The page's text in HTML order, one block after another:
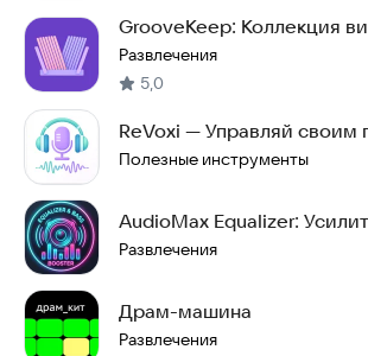
GrooveKeep: Коллекция
Развлечения
5,0
ReVoxi — Управляй своим
Полезные инструменты
AudioMax Equalizer:
Развлечения
Драм-машина
Развлечения